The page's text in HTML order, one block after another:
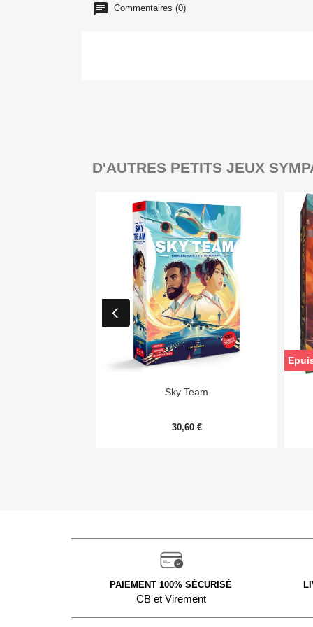
Commentaires (0)
D'AUTRES PETITS JEUX
Aperçu rapide
Sky Team
30,60 €
PAIEMENT 100% SÉCURISÉ
CB et Virement